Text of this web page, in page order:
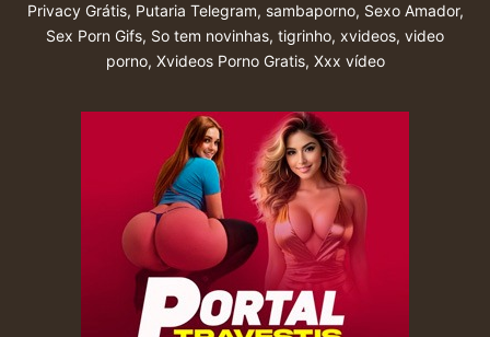
Privacy Grátis, Putaria Telegram, sambaporno, Sexo Amador,
Sex Porn Gifs, So tem novinhas, tigrinho, xvideos, video
porno, Xvideos Porno Gratis, Xxx vídeo